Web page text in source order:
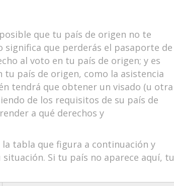
que tu país de origen no te
significa que perderás el pasaporte de
al voto en tu país de origen; y es
país de origen, como la asistencia
tendrá que obtener un visado (u otra
de los requisitos de su país de
a qué derechos y
tabla que figura a continuación y
Si tu país no aparece aquí, tu